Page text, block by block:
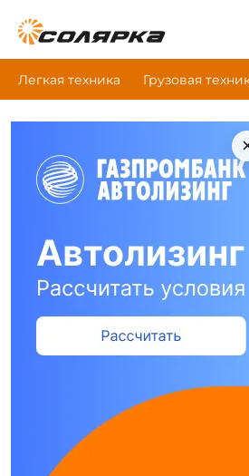
Легкая техника Грузовая
Главная
Газ А24R32-0071-18-641-60-00-900
Промтоварный
А24R32-0071-18-641-
Сравнить